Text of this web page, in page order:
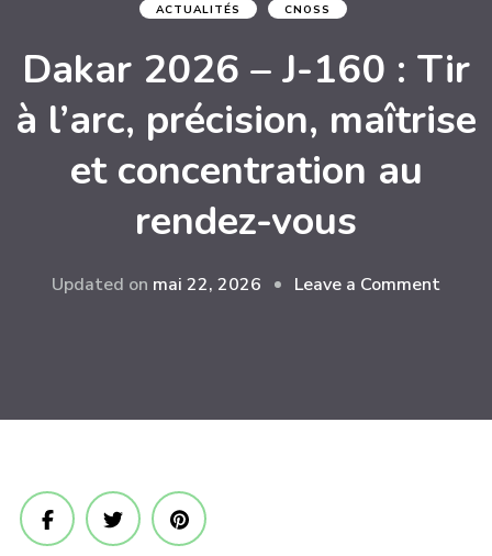
ACTUALITÉS CNOSS
Dakar 2026 – J-160 : Tir
à l’arc, précision, maîtrise
et concentration au
rendez-vous
Updated on mai 22, 2026 Leave a Commenton